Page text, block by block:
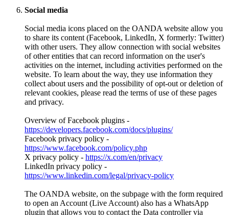
Social media
Social media icons placed on the OANDA website allow you
to share its content (Facebook, LinkedIn, X formerly: Twitter)
with other users. They allow connection with social websites
of other entities that can record information on the user's
activities on the internet, including activities performed on the
website. To learn about the way, they use information they
collect about users and the possibility of opt-out or deletion of
relevant cookies, please read the terms of use of these pages
and privacy.
Overview of Facebook plugins -
https://developers.facebook.com/docs/plugins/
Facebook privacy policy -
https://www.facebook.com/policy.php
X privacy policy - https://x.com/en/privacy
LinkedIn privacy policy -
https://www.linkedin.com/legal/privacy-policy
The OANDA website, on the subpage with the form required
to open an Account (Live Account) also has a WhatsApp
plugin that allows you to contact the Data controller via